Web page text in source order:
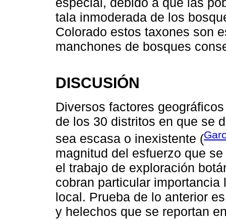
tala inmoderada de los
Colorado estos taxones son
manchones de bosques
DISCUSIÓN
Diversos factores
de los 30 distritos en que se
sea escasa o inexistente (
magnitud del esfuerzo que
el trabajo de exploración
cobran particular
local. Prueba de lo anterior
y helechos que se reportan